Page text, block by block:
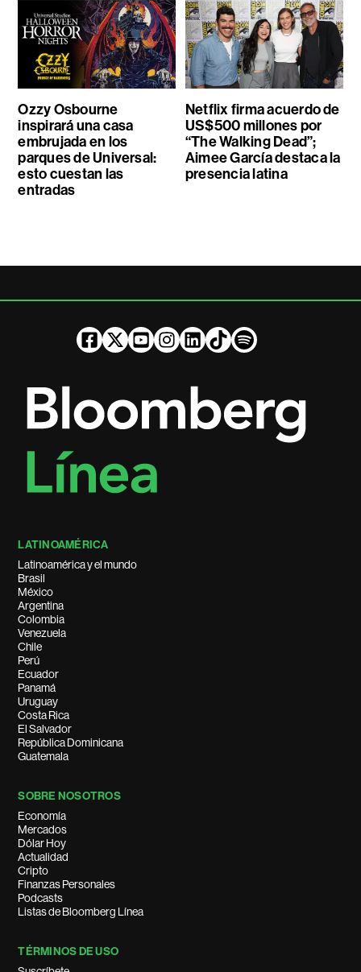
Ozzy Osbourne
inspirará una casa
embrujada en los
parques de Universal:
esto cuestan las
entradas
Netflix firma acuerdo de
US$500 millones por
“The Walking Dead”;
Aimee García destaca la
presencia latina
LATINOAMÉRICA
Latinoamérica y el mundo
Brasil
México
Argentina
Colombia
Venezuela
Chile
Perú
Ecuador
Panamá
Uruguay
Costa Rica
El Salvador
República Dominicana
Guatemala
SOBRE NOSOTROS
Economía
Mercados
Dólar Hoy
Actualidad
Cripto
Finanzas Personales
Podcasts
Listas de Bloomberg Línea
TÉRMINOS DE USO